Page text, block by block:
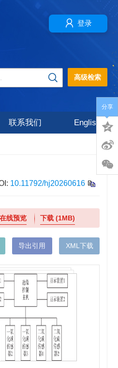
登录
高级检索
联系我们 English
10.11792/hj20260616
在线预览 下载(1MB)
导出引用 XML下载
分享